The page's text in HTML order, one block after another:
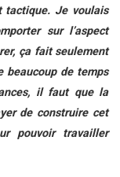
tactique. Je voulais
sur l’aspect
ça fait seulement
beaucoup de temps
il faut que la
de construire cet
pouvoir travailler